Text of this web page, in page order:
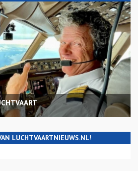
LUCHTVAARTNIEUWS.NL!